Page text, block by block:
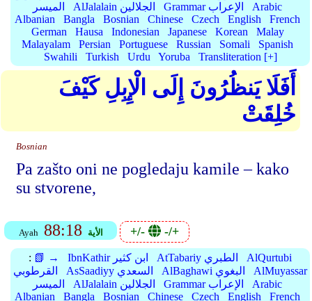
الميسر
AlJalalain الجلالين Grammar الإعراب
Arabic
Albanian
Bangla Bosnian Chinese Czech English
French
German
Hausa Indonesian Japanese Korean
Malay
Malayalam
Persian Portuguese Russian Somali
Spanish
Swahili
Turkish Urdu Yoruba Transliteration [+]
أَفَلَا يَنظُرُونَ إِلَى الْإِبِلِ كَيْفَ
خُلِقَتْ
Bosnian
Pa zašto oni ne pogledaju kamile – kako
su stvorene,
Ayah 88:18 الأية +/- -/+
: 📗 → IbnKathir ابن كثير AtTabariy الطبري
AlQurtubi
القرطوبي
AsSaadiyy السعدي AlBaghawi البغوي
AlMuyassar
الميسر
AlJalalain الجلالين Grammar الإعراب
Arabic
Albanian
Bangla Bosnian Chinese Czech English French